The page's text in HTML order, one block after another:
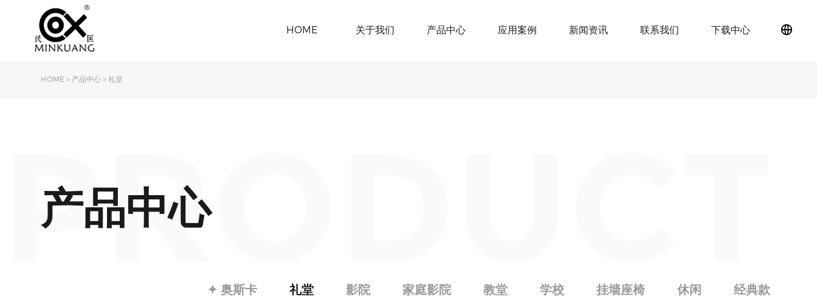
HOME 关于我们 产品中心 应用案例 新闻资讯 联系我们 下载中心
HOME > 产品中心 >礼堂
产品中心
PRODUCT
✦ 奥斯卡 礼堂 影院 家庭影院 教堂 学校 挂墙座椅 休闲 经典款